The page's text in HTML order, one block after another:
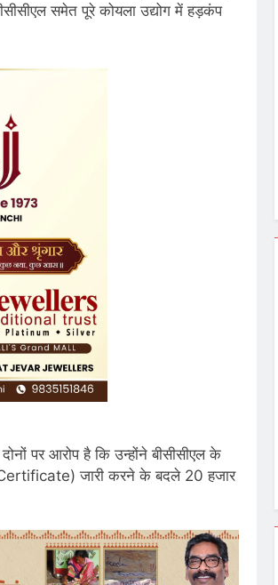
समेत पूरे कोयला उद्योग में हड़कंप
पर आरोप है कि उन्होंने बीसीसीएल के
Certificate) जारी करने के बदले 20 हजार